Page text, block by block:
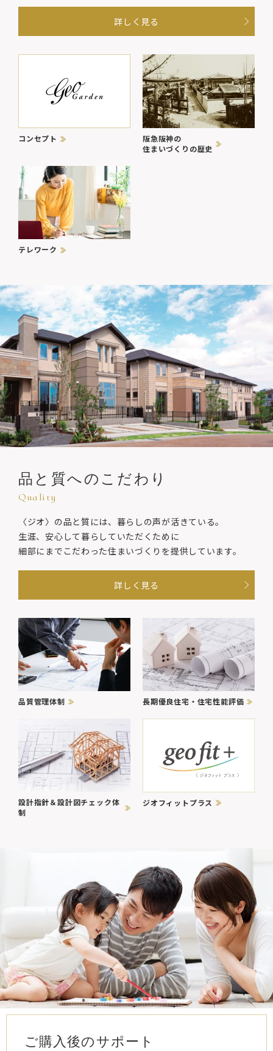
詳しく見る
コンセプト
阪急阪神の
住まいづくりの歴史
テレワーク
品と質への こだわり
Quality
〈ジオ〉の品と質には、暮らしの声が活きている。
生涯、安心して暮らしていただくために
細部にまでこだわった住まいづくりを提供しています。
詳しく見る
品質管理体制 長期優良住宅・住宅性能評価
設計指針＆設計図チェック体
制
ジオフィットプラス
ご購入後のサポート